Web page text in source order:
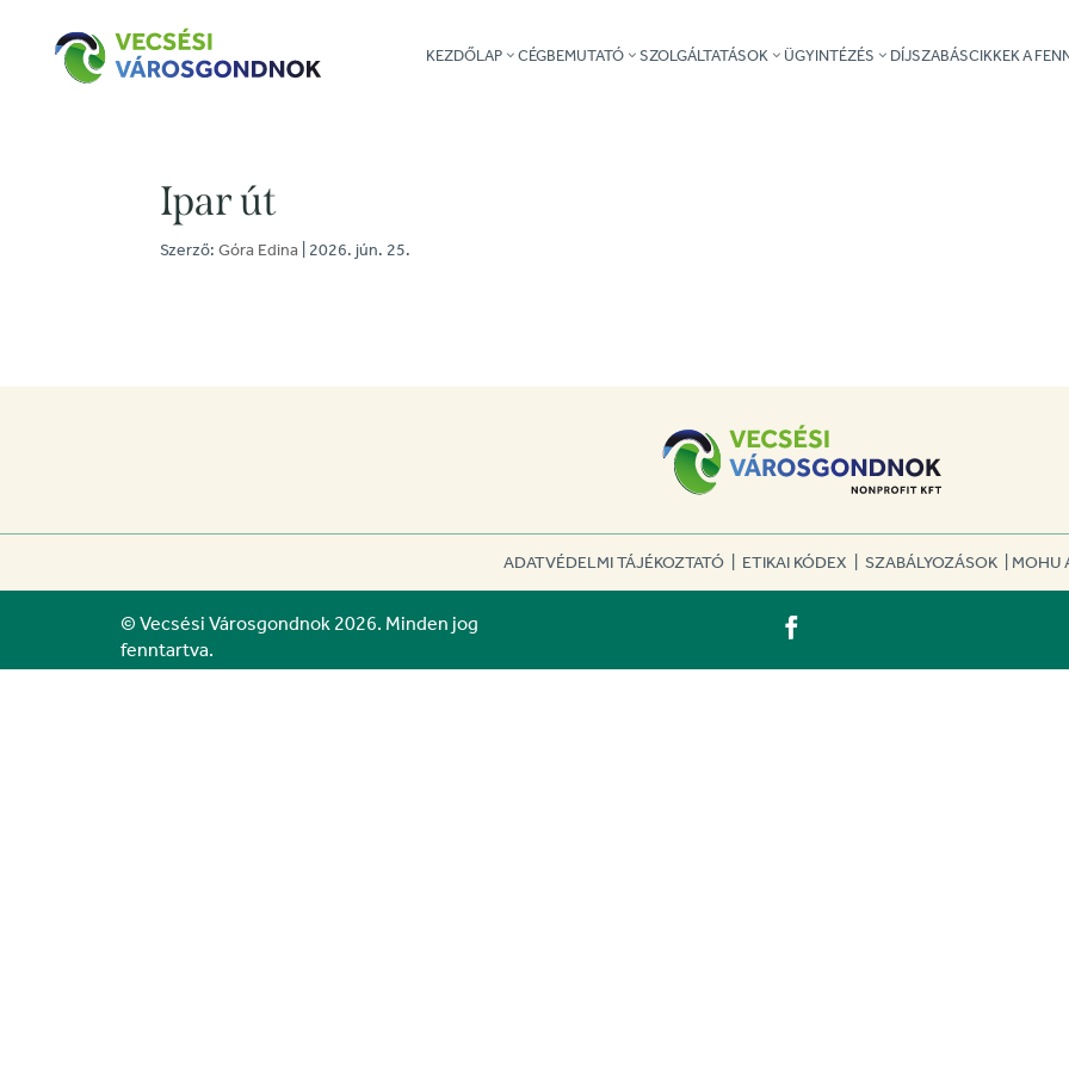
KEZDŐLAP CÉGBEMUTATÓ SZOLGÁLTATÁSOK ÜGYINTÉZÉS DÍJSZABÁSCIKKEK A
Ipar út
Szerző:Góra Edina 2026. jún. 25.
ADATVÉDELMI TÁJÉKOZTATÓ ETIKAI KÓDEX SZABÁLYOZÁSOK MOHU
© Vecsési Városgondnok 2026. Minden jog
fenntartva.